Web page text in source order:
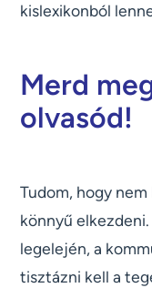
kislexikonból
Merd
olvasód!
Tudom, hogy
könnyű
legelején, a
tisztázni kell a